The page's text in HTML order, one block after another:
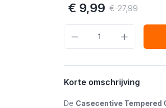
€ 9,99 € 27,99
Korte omschrijving
De Casecentive Tempered